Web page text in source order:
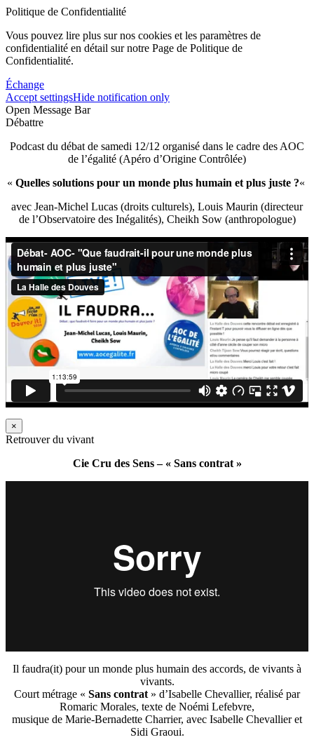
Politique de Confidentialité
Vous pouvez lire plus sur nos cookies et les paramètres de
confidentialité en détail sur notre Page de Politique de
Confidentialité.
Échange
Accept settingsHide notification only
Open Message Bar
Débattre
Podcast du débat de samedi 12/12 organisé dans le cadre des AOC
de l’égalité (Apéro d’Origine Contrôlée)
« Quelles solutions pour un monde plus humain et plus juste ?«
avec Jean-Michel Lucas (droits culturels), Louis Maurin (directeur
de l’Observatoire des Inégalités), Cheikh Sow (anthropologue)
×
Retrouver du vivant
Cie Cru des Sens – « Sans contrat »
Il faudra(it) pour un monde plus humain des accords, de vivants à
vivants.
Court métrage « Sans contrat » d’Isabelle Chevallier, réalisé par
Romaric Morales, texte de Noémi Lefebvre,
musique de Marie-Bernadette Charrier, avec Isabelle Chevallier et
Sidi Graoui.